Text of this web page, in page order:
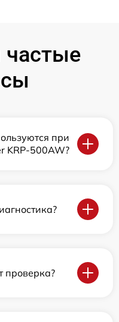
частые
при
KRP-500AW?
проверка?